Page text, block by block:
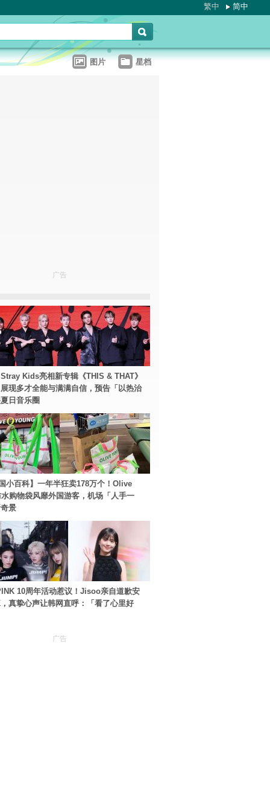
繁中 简中
图片 星档
广告
Kids亮相新专辑《THIS & THAT》
现多才全能与满满自信，预告「以热治
日音乐圈
小百科】一年半狂卖178万个！Olive
购物袋风靡外国游客，机场「人手一
景
10周年活动惹议！Jisoo亲自道歉安
真挚心声让韩网直呼：「看了心里好
广告